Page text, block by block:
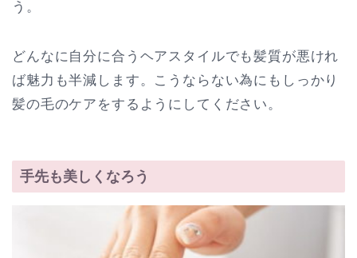
う。
どんなに自分に合うヘアスタイルでも髪質が悪けれ
ば魅力も半減します。こうならない為にもしっかり
髪の毛のケアをするようにしてください。
手先も美しくなろう